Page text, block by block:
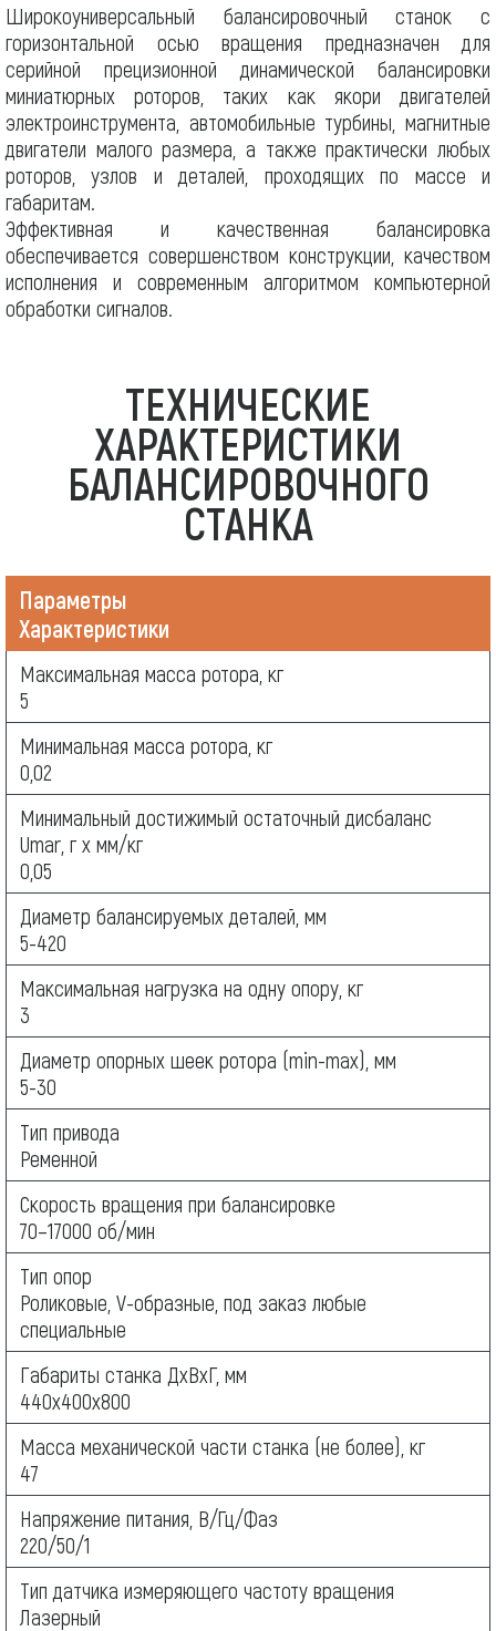
Широкоуниверсальный балансировочный станок с
горизонтальной осью вращения предназначен для
серийной прецизионной динамической балансировки
миниатюрных роторов, таких как якори двигателей
электроинструмента, автомобильные турбины, магнитные
двигатели малого размера, а также практически любых
роторов, узлов и деталей, проходящих по массе и
габаритам.
Эффективная и качественная балансировка
обеспечивается совершенством конструкции, качеством
исполнения и современным алгоритмом компьютерной
обработки сигналов.
ТЕХНИЧЕСКИЕ
ХАРАКТЕРИСТИКИ
БАЛАНСИРОВОЧНОГО
СТАНКА
Параметры
Характеристики
Максимальная масса ротора, кг
5
Минимальная масса ротора, кг
0,02
Минимальный достижимый остаточный дисбаланс
Umar, г х мм/кг
0,05
Диаметр балансируемых деталей, мм
5-420
Максимальная нагрузка на одну опору, кг
3
Диаметр опорных шеек ротора (min-max), мм
5-30
Тип привода
Ременной
Скорость вращения при балансировке
70–17000 об/мин
Тип опор
Роликовые, V-образные, под заказ любые
специальные
Габариты станка ДхВхГ, мм
440х400х800
Масса механической части станка (не более), кг
47
Напряжение питания, В/Гц/Фаз
220/50/1
Тип датчика измеряющего частоту вращения
Лазерный